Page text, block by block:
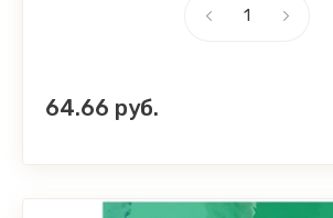
64.66 руб.